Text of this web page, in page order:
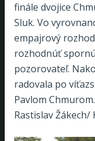
finále dvojice
Sluk. Vo
empajrový
rozhodnúť
pozorovateľ.
radovala po
Pavlom
Rastislav